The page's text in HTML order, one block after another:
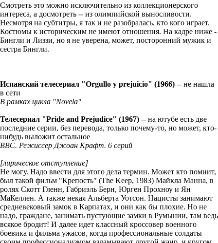
Смотреть это можно исключительно из коллекционерского
интереса, а досмотреть -- из олимпийской выносливости.
Несмотря на субтитры, я так и не разобралась, кто кого играет.
Костюмы к историческим не имеют отношения. На кадре ниже -
Бингли и Лиззи, но я не уверена, может, посторонний мужик и
сестра Бингли.
Испанский телесериал "Orgullo y prejuicio" (1966) -- не нашла
в сети
В рамках цикла "Novela"
Телесериал "Pride and Prejudice" (1967) -- на ютубе есть две
последние серии, без перевода, только почему-то, но может, кто-
нибудь выложит остальное
BBC. Режиссер Джоан Крафт. 6 серий
[лирическое отступление]
Не могу. Надо ввести для этого дела термин. Может кто помнит,
был такой фильм "Крепость" (The Keep, 1983) Майкла Манна, в
ролях Скотт Гленн, Габриэль Берн, Юрген Прохноу и Ян
МаКеллен. А также некая Альберта Уотсон. Нацисты занимают
средневековый замок в Карпатах, и они как бы плохие. Но не
надо, граждане, занимать пустующие замки в Румынии, там ведь
всякое бродит! И далее идет классный кроссовер военного
боевика и фильма ужасов, когда профессиональные солдаты